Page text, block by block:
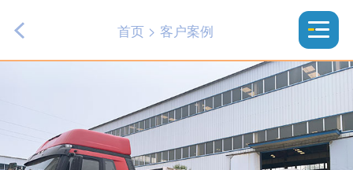
首页 >客户案例